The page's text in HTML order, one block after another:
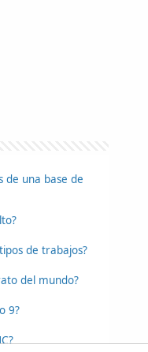
de una base de
de trabajos?
del mundo?
9?